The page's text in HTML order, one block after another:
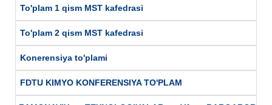
To'plam 1 qism MST kafedrasi
To'plam 2 qism MST kafedrasi
Konerensiya to'plami
FDTU KIMYO KONFERENSIYA TO'PLAM